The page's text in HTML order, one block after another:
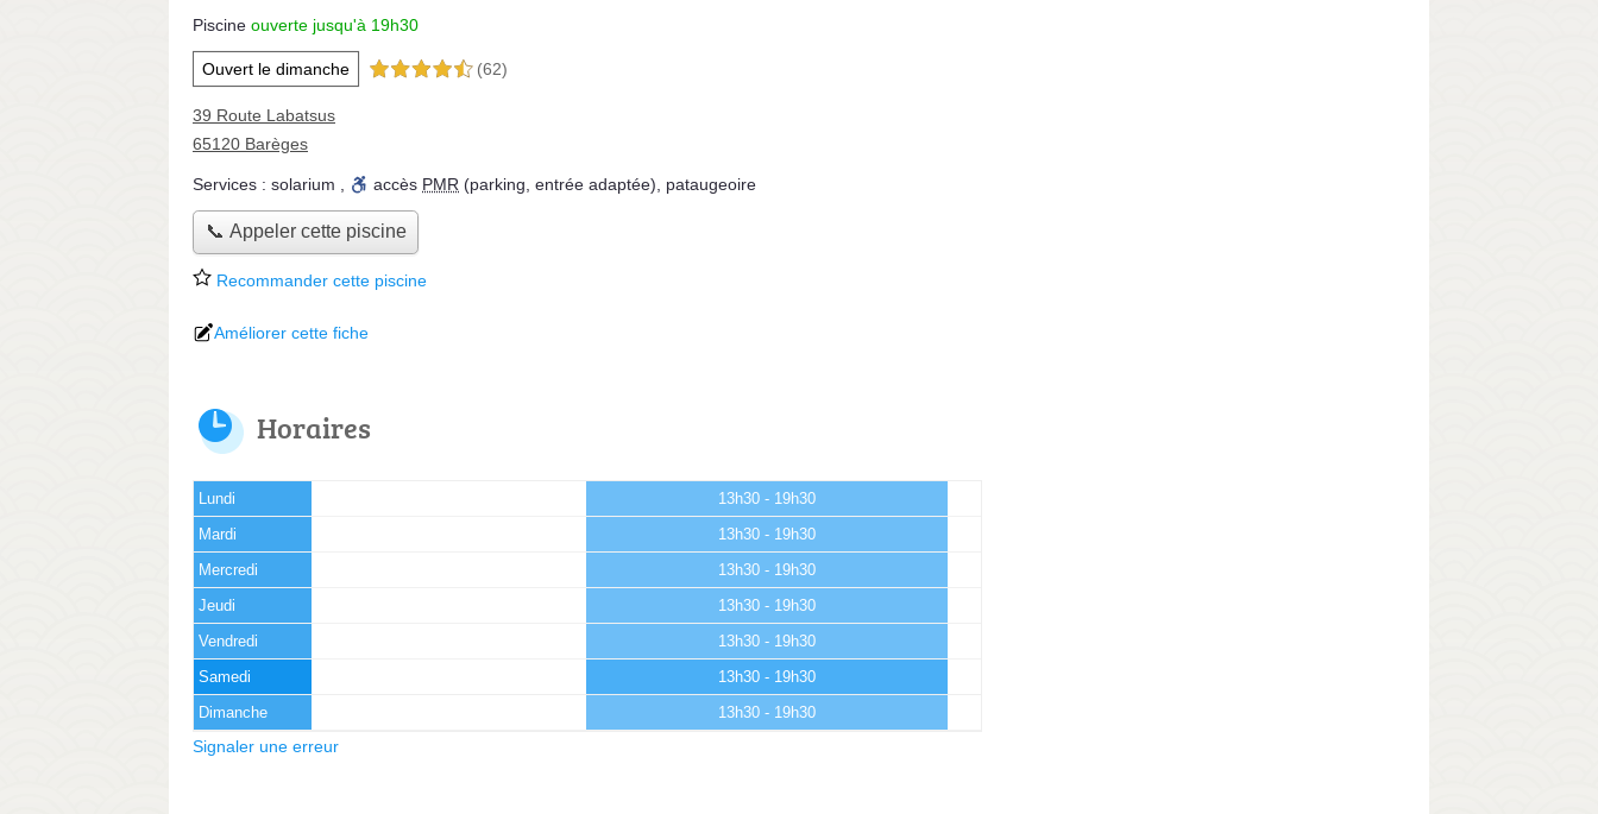
Piscine ouverte jusqu'à 19h30
Ouvert le dimanche 4,5 étoiles sur 5 (62)
39 Route Labatsus
65120 Barèges
Services : solarium accès PMR (parking, entrée adaptée) pataugeoire
📞 Appeler cette piscine
Recommander cette piscine
Améliorer cette fiche
Horaires
Lundi 13h30 - 19h30
Mardi 13h30 - 19h30
Mercredi 13h30 - 19h30
Jeudi 13h30 - 19h30
Vendredi 13h30 - 19h30
Samedi 13h30 - 19h30
Dimanche 13h30 - 19h30
Signaler une erreur